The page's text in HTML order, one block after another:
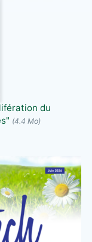
du
(4.4 Mo)